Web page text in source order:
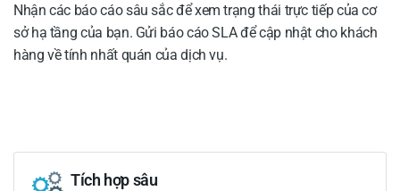
Nhận các báo cáo sâu sắc để xem trạng thái trực tiếp của cơ
sở hạ tầng của bạn. Gửi báo cáo SLA để cập nhật cho khách
hàng về tính nhất quán của dịch vụ.
Tích hợp sâu